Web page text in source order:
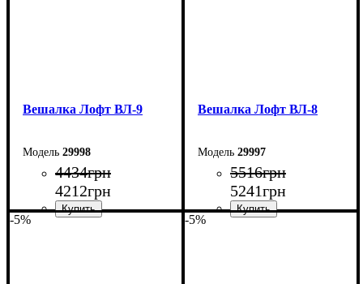
Вешалка Лофт ВЛ-9
29998
4434грн
4212грн
Вешалка Лофт ВЛ-8
29997
5516грн
5241грн
-5% -5%